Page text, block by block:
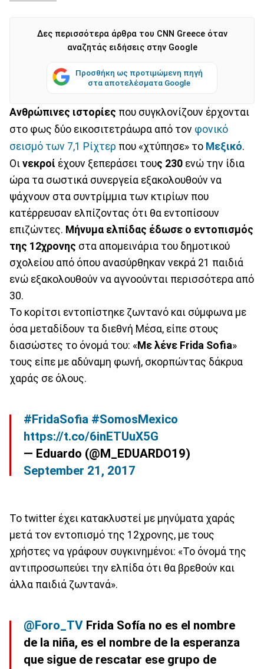
Δες περισσότερα άρθρα του CNN Greece όταν
αναζητάς ειδήσεις στην Google
Προσθήκη ως προτιμώμενη πηγή
στα αποτελέσματα Google
Ανθρώπινες ιστορίες που συγκλονίζουν έρχονται
στο φως δύο εικοσιτετράωρα από τον φονικό
σεισμό των 7,1 Ρίχτερ που «χτύπησε» το Μεξικό.
Οι νεκροί έχουν ξεπεράσει τους 230 ενώ την ίδια
ώρα τα σωστικά συνεργεία εξακολουθούν να
ψάχνουν στα συντρίμμια των κτιρίων που
κατέρρευσαν ελπίζοντας ότι θα εντοπίσουν
επιζώντες. Μήνυμα ελπίδας έδωσε ο εντοπισμός
της 12χρονης στα απομεινάρια του δημοτικού
σχολείου από όπου ανασύρθηκαν νεκρά 21 παιδιά
ενώ εξακολουθούν να αγνοούνται περισσότερα από
30.
Το κορίτσι εντοπίστηκε ζωντανό και σύμφωνα με
όσα μεταδίδουν τα διεθνή Μέσα, είπε στους
διασώστες το όνομά του: «Με λένε Frida Sofia»
τους είπε με αδύναμη φωνή, σκορπώντας δάκρυα
χαράς σε όλους.
#FridaSofia #SomosMexico
https://t.co/6inETUuX5G
— Eduardo (@M_EDUARDO19)
September 21, 2017
Το twitter έχει κατακλυστεί με μηνύματα χαράς
μετά τον εντοπισμό της 12χρονης, με τους
χρήστες να γράφουν συγκινημένοι: «Το όνομά της
αντιπροσωπεύει την ελπίδα ότι θα βρεθούν και
άλλα παιδιά ζωντανά».
@Foro_TV Frida Sofía no es el nombre
de la niña, es el nombre de la esperanza
que sigue de rescatar ese grupo de